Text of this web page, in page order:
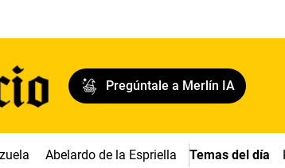
Pregúntale a Merlín IA
Abelardo de la Espriella Temas del día